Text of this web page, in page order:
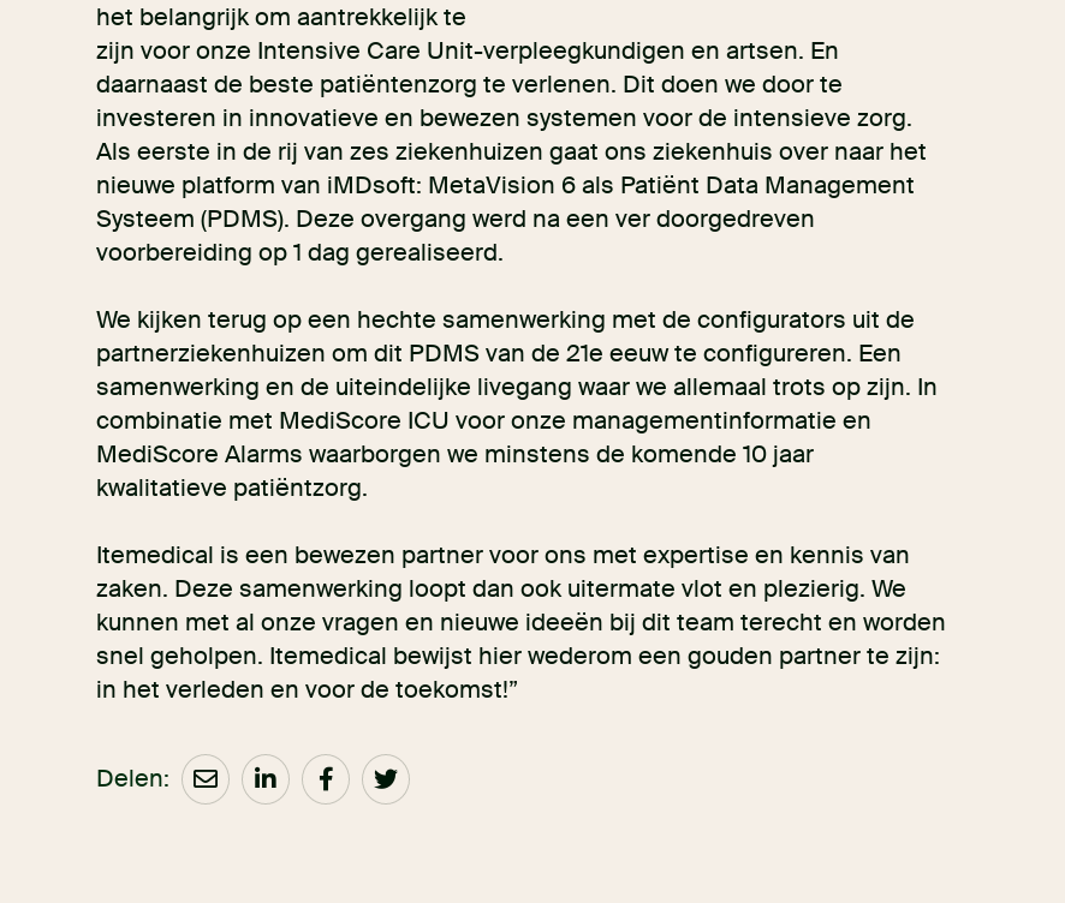
het belangrijk om aantrekkelijk te
zijn voor onze Intensive Care Unit-verpleegkundigen en artsen. En
daarnaast de beste patiëntenzorg te verlenen. Dit doen we door te
investeren in innovatieve en bewezen systemen voor de intensieve zorg.
Als eerste in de rij van zes ziekenhuizen gaat ons ziekenhuis over naar het
nieuwe platform van iMDsoft: MetaVision 6 als Patiënt Data Management
Systeem (PDMS). Deze overgang werd na een ver doorgedreven
voorbereiding op 1 dag gerealiseerd.
We kijken terug op een hechte samenwerking met de configurators uit de
partnerziekenhuizen om dit PDMS van de 21e eeuw te configureren. Een
samenwerking en de uiteindelijke livegang waar we allemaal trots op zijn. In
combinatie met MediScore ICU voor onze managementinformatie en
MediScore Alarms waarborgen we minstens de komende 10 jaar
kwalitatieve patiëntzorg.
Itemedical is een bewezen partner voor ons met expertise en kennis van
zaken. Deze samenwerking loopt dan ook uitermate vlot en plezierig. We
kunnen met al onze vragen en nieuwe ideeën bij dit team terecht en worden
snel geholpen. Itemedical bewijst hier wederom een gouden partner te zijn:
in het verleden en voor de toekomst!”
Delen: